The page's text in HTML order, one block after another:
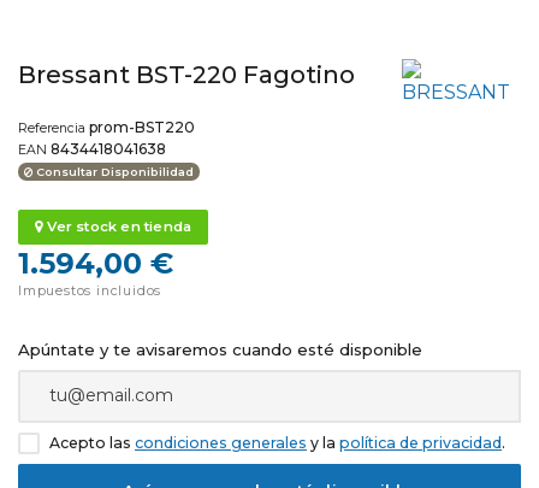
Bressant BST-220 Fagotino
Referencia prom-BST220
EAN 8434418041638
Consultar Disponibilidad
Ver stock en tienda
1.594,00 €
Impuestos incluidos
Apúntate y te avisaremos cuando esté disponible
Acepto las condiciones generales y la política de privacidad .